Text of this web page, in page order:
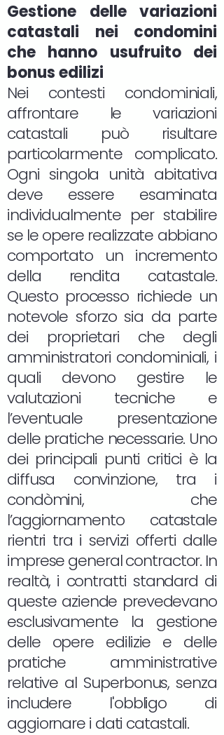
Gestione delle variazioni
catastali nei condomini
che hanno usufruito dei
bonus edilizi
Nei contesti condominiali,
affrontare le variazioni
catastali può risultare
particolarmente complicato.
Ogni singola unità abitativa
deve essere esaminata
individualmente per stabilire
se le opere realizzate abbiano
comportato un incremento
della rendita catastale.
Questo processo richiede un
notevole sforzo sia da parte
dei proprietari che degli
amministratori condominiali, i
quali devono gestire le
valutazioni tecniche e
l’eventuale presentazione
delle pratiche necessarie. Uno
dei principali punti critici è la
diffusa convinzione, tra i
condòmini, che
l’aggiornamento catastale
rientri tra i servizi offerti dalle
imprese general contractor. In
realtà, i contratti standard di
queste aziende prevedevano
esclusivamente la gestione
delle opere edilizie e delle
pratiche amministrative
relative al Superbonus, senza
includere l'obbligo di
aggiornare i dati catastali.